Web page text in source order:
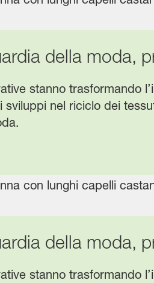
della moda,
stanno trasformando
sviluppi nel riciclo dei
della moda,
stanno trasformando